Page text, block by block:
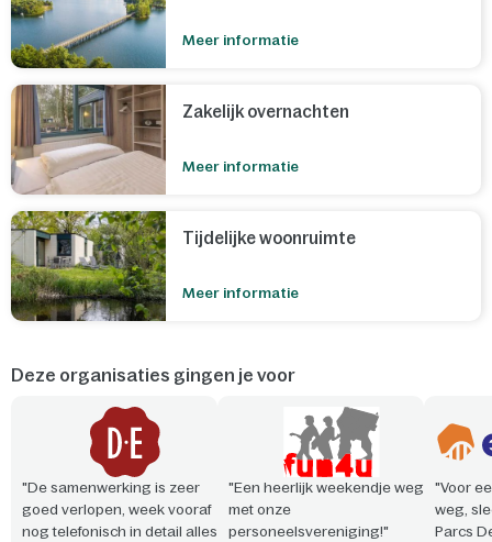
Meer informatie
Zakelijk overnachten
Meer informatie
Tijdelijke woonruimte
Meer informatie
Deze organisaties gingen je voor
"De samenwerking is zeer
goed verlopen, week vooraf
nog telefonisch in detail alles
"Een heerlijk weekendje weg
met onze
personeelsvereniging!"
"Voor
weg,
Parcs